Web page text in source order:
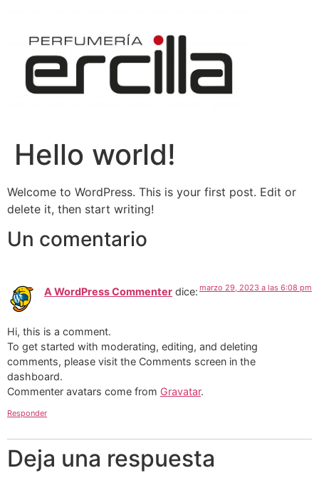
Hello world!
Welcome to WordPress. This is your first post. Edit or
delete it, then start writing!
Un comentario
A WordPress Commenter dice: marzo 29, 2023 a las 6:08 pm
Hi, this is a comment.
To get started with moderating, editing, and deleting
comments, please visit the Comments screen in the
dashboard.
Commenter avatars come from Gravatar.
Responder
Deja una respuesta